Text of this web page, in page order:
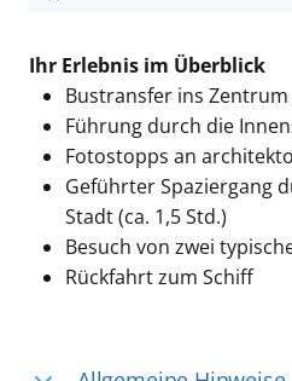
Ihr Erlebnis im Überblick
Bustransfer ins
Führung durch die
Fotostopps an
Geführter Spaziergang
Stadt (ca. 1,5 Std.)
Besuch von zwei
Rückfahrt zum Schiff